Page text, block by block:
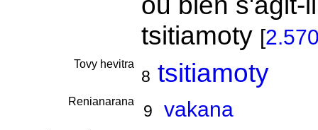
tsitiamoty [
Tovy hevitra
8 tsitiamoty
Renianarana
9 vakana